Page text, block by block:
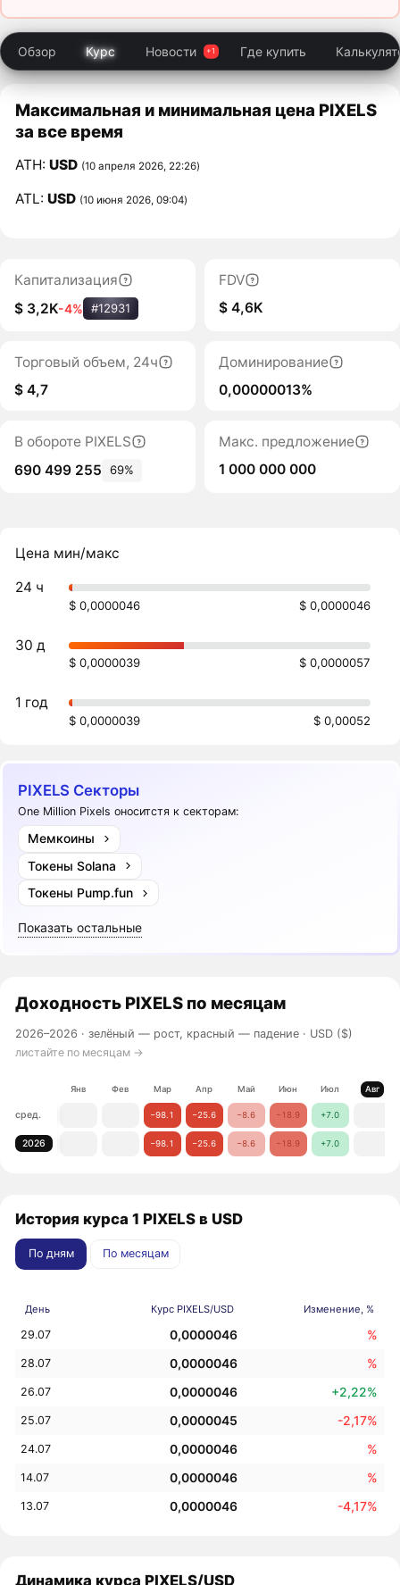
Обзор Курс Новости Где купить
Максимальная и минимальная цена PIXELS
за все время
ATH:USD (10 апреля 2026, 22:26)
ATL:USD (10 июня 2026, 09:04)
Капитализация
$ 3,2K-4% #12931
FDV
$ 4,6K
Торговый объем, 24ч
$ 4,7
Доминирование
0,00000013%
В обороте PIXELS
690 499 255
69%
Макс. предложение
1 000 000 000
Цена мин/макс
24 ч
$ 0,0000046 $ 0,0000046
30 д
$ 0,0000039 $ 0,0000057
1 год
$ 0,0000039 $ 0,00052
PIXELS Секторы
One Million Pixels оноситстя к секторам:
Мемкоины
Токены Solana
Токены Pump.fun
Показать остальные
Доходность PIXELS по месяцам
2026–2026 ·зелёный — рост, красный — падение · USD ($)
листайте по месяцам →
Янв Фев Мар Апр Май Июн Июл Авг
сред. −98.1 −25.6 −8.6 −18.9 +7.0
2026 −98.1 −25.6 −8.6 −18.9 +7.0
История курса 1 PIXELS в USD
По дням По месяцам
День Курс PIXELS/USD Изменение, %
29.07 0,0000046 %
28.07 0,0000046 %
26.07 0,0000046 +2,22%
25.07 0,0000045 -2,17%
24.07 0,0000046 %
14.07 0,0000046 %
13.07 0,0000046 -4,17%
Динамика курса PIXELS/USD